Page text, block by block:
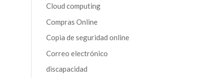
Cloud computing
Compras Online
Copia de seguridad online
Correo electrónico
discapacidad